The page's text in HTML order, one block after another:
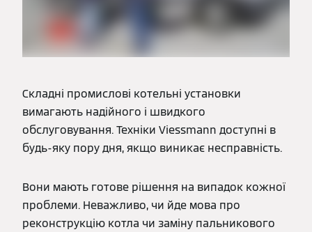
Складні промислові котельні установки
вимагають надійного і швидкого
обслуговування. Техніки Viessmann доступні в
будь-яку пору дня, якщо виникає несправність.
Вони мають готове рішення на випадок кожної
проблеми. Неважливо, чи йде мова про
реконструкцію котла чи заміну пальникового